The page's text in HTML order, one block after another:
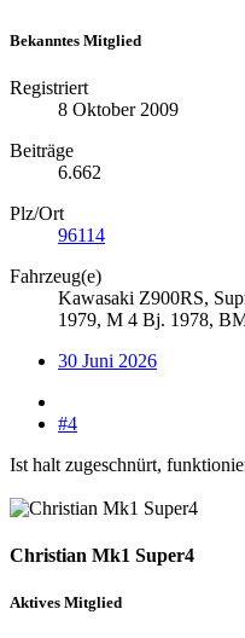
Bekanntes Mitglied
Registriert
8 Oktober 2009
Beiträge
6.662
Plz/Ort
96114
Fahrzeug(e)
Kawasaki Z900RS,
1979, M 4 Bj. 1978,
30 Juni 2026
#4
Ist halt zugeschnürt,
Christian Mk1 Super4
Aktives Mitglied